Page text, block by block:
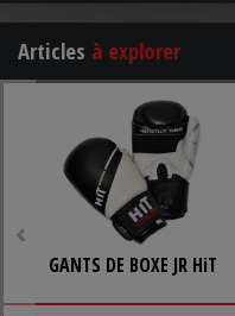
Articles à explorer
GANTS DE BOXE JR HiT